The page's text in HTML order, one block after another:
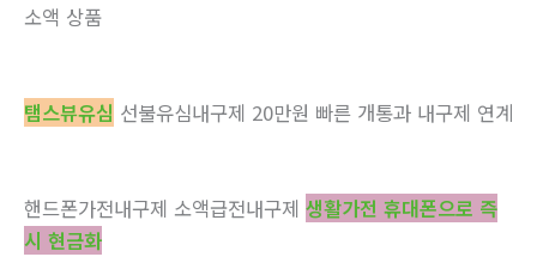
소액 상품
탬스뷰유심 선불유심내구제 20만원 빠른 개통과 내구제 연계
핸드폰가전내구제 소액급전내구제 생활가전 휴대폰으로 즉
시 현금화